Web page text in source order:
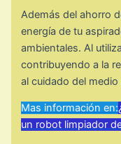
Además del ahorro
energía de tu
ambientales. Al
contribuyendo a la
al cuidado del
Mas información en:
un robot limpiador